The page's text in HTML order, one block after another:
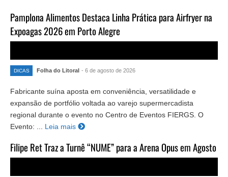
Pamplona Alimentos Destaca Linha Prática para Airfryer na
Expoagas 2026 em Porto Alegre
DICAS Folha do Litoral - 6 de agosto de 2026
Fabricante suína aposta em conveniência, versatilidade e
expansão de portfólio voltada ao varejo supermercadista
regional durante o evento no Centro de Eventos FIERGS. O
Evento: ...
Leia mais
Filipe Ret Traz a Turnê “NUME” para a Arena Opus em Agosto